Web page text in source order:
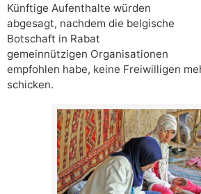
Künftige Aufenthalte würden
abgesagt, nachdem die belgische
Botschaft in Rabat
gemeinnützigen Organisationen
empfohlen habe, keine Freiwilligen
schicken.